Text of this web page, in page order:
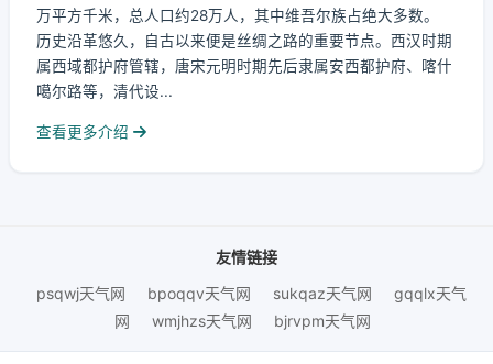
万平方千米，总人口约28万人，其中维吾尔族占绝大多数。
历史沿革悠久，自古以来便是丝绸之路的重要节点。西汉时期
属西域都护府管辖，唐宋元明时期先后隶属安西都护府、喀什
噶尔路等，清代设...
查看更多介绍
友情链接
psqwj天气网
bpoqqv天气网 sukqaz天气网
gqqlx天气
网
wmjhzs天气网 bjrvpm天气网